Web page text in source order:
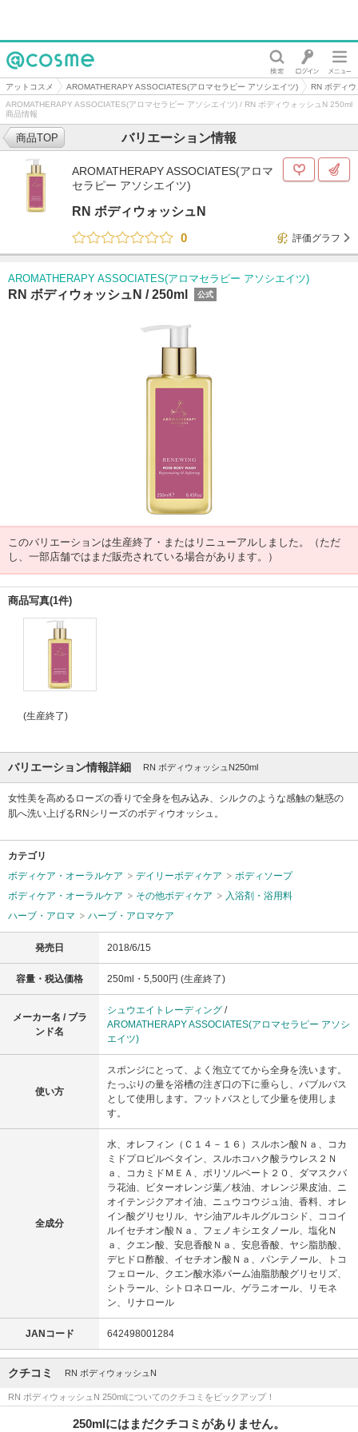
@cosme
アットコスメ AROMATHERAPY ASSOCIATES(アロマセラピー アソシエイツ)
RN ボディ
AROMATHERAPY ASSOCIATES(アロマセラピー アソシエイツ) / RN ボディウォッシュN 250ml
商品情報
バリエーション情報
商品TOP
AROMATHERAPY ASSOCIATES(アロマ
セラピー アソシエイツ)
RN ボディウォッシュN
0
評価グラフ
AROMATHERAPY ASSOCIATES(アロマセラピー アソシエイツ)
RN ボディウォッシュN /250ml 公式
このバリエーションは生産終了・またはリニューアルしました。（ただ
し、一部店舗ではまだ販売されている場合があります。）
商品写真(1件)
(生産終了)
バリエーション情報詳細 RN ボディウォッシュN250ml
女性美を高めるローズの香りで全身を包み込み、シルクのような感触の魅惑の
肌へ洗い上げるRNシリーズのボディウオッシュ。
カテゴリ
ボディケア・オーラルケア
デイリーボディケア
ボディソープ
ボディケア・オーラルケア
その他ボディケア
入浴剤・浴用料
ハーブ・アロマ
ハーブ・アロマケア
発売日 2018/6/15
容量・税込価格 250ml・5,500円 (生産終了)
メーカー名 / ブラ
ンド名
シュウエイトレーディング /
AROMATHERAPY ASSOCIATES(アロマセラピー アソシ
エイツ)
使い方
スポンジにとって、よく泡立ててから全身を洗います。
たっぷりの量を浴槽の注ぎ口の下に垂らし、バブルバス
として使用します。フットバスとして少量を使用しま
す。
全成分
水、オレフィン（Ｃ１４－１６）スルホン酸Ｎａ、コカ
ミドプロピルベタイン、スルホコハク酸ラウレス２Ｎ
ａ、コカミドＭＥＡ、ポリソルベート２０、ダマスクバ
ラ花油、ビターオレンジ葉／枝油、オレンジ果皮油、ニ
オイテンジクアオイ油、ニュウコウジュ油、香料、オレ
イン酸グリセリル、ヤシ油アルキルグルコシド、ココイ
ルイセチオン酸Ｎａ、フェノキシエタノール、塩化Ｎ
ａ、クエン酸、安息香酸Ｎａ、安息香酸、ヤシ脂肪酸、
デヒドロ酢酸、イセチオン酸Ｎａ、パンテノール、トコ
フェロール、クエン酸水添パーム油脂肪酸グリセリズ、
シトラール、シトロネロール、ゲラニオール、リモネ
ン、リナロール
JANコード 642498001284
クチコミ RN ボディウォッシュN
RN ボディウォッシュN 250mlについてのクチコミをピックアップ！
250mlにはまだクチコミがありません。